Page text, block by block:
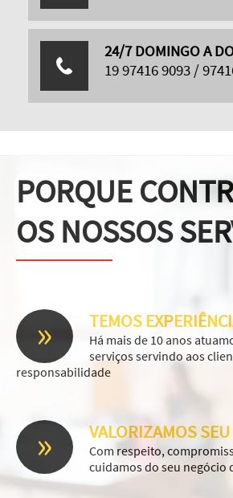
24/7 DOMINGO A
19 97416 9093 /
PORQUE
OS NOSSOS
» TEMOS
Há mais de 10 anos
serviços servindo aos
responsabilidade
» VALORIZAMOS
Com respeito,
cuidamos do seu negócio